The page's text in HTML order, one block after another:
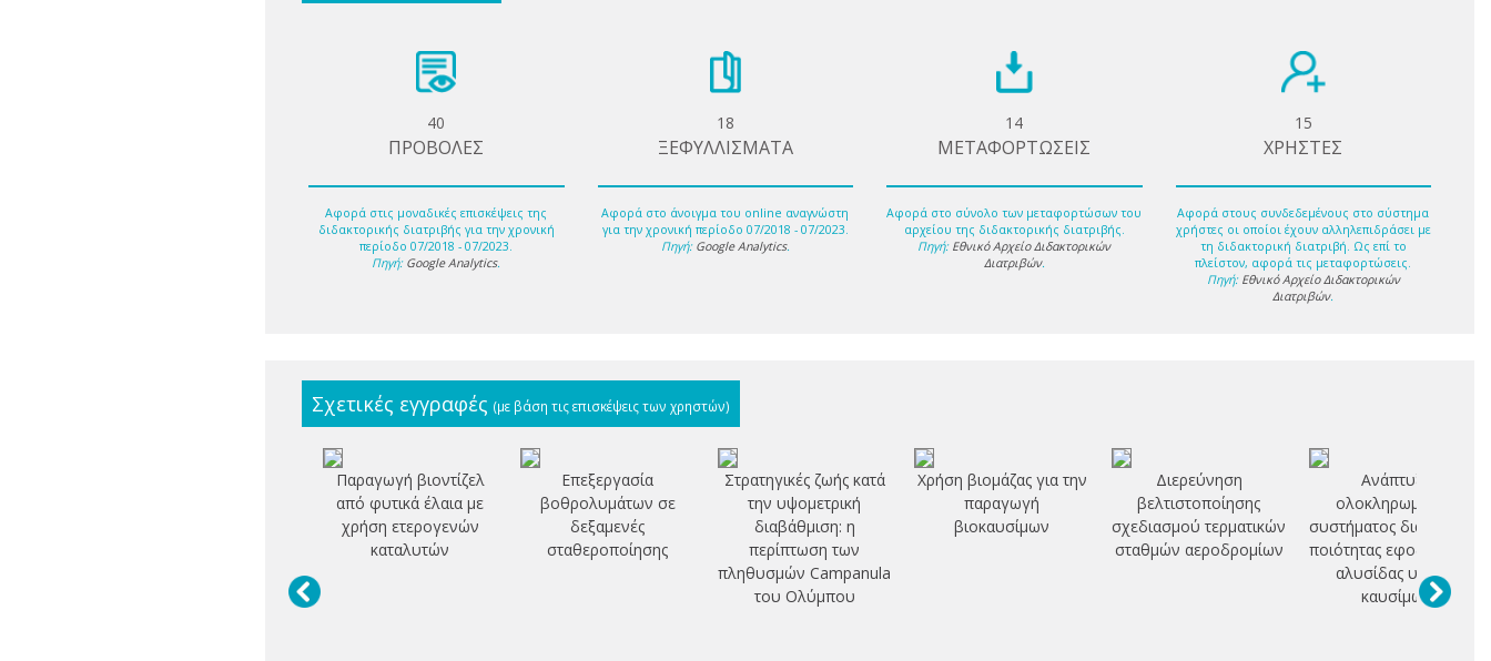
40
ΠΡΟΒΟΛΕΣ
Αφορά στις μοναδικές επισκέψεις της
διδακτορικής διατριβής για την χρονική
περίοδο 07/2018 - 07/2023.
Πηγή: Google Analytics.
18
ΞΕΦΥΛΛΙΣΜΑΤΑ
Αφορά στο άνοιγμα του online αναγνώστη
για την χρονική περίοδο 07/2018 - 07/2023.
Πηγή: Google Analytics.
14
ΜΕΤΑΦΟΡΤΩΣΕΙΣ
Αφορά στο σύνολο των μεταφορτώσων του
αρχείου της διδακτορικής διατριβής.
Πηγή: Εθνικό Αρχείο Διδακτορικών
Διατριβών.
15
ΧΡΗΣΤΕΣ
Αφορά στους συνδεδεμένους στο σύστημα
χρήστες οι οποίοι έχουν αλληλεπιδράσει με
τη διδακτορική διατριβή. Ως επί το
πλείστον, αφορά τις μεταφορτώσεις.
Πηγή: Εθνικό Αρχείο Διδακτορικών
Διατριβών.
Σχετικές εγγραφές (με βάση τις επισκέψεις των χρηστών)
Παραγωγή βιοντίζελ
από φυτικά έλαια με
χρήση ετερογενών
καταλυτών
Επεξεργασία
βοθρολυμάτων σε
δεξαμενές
σταθεροποίησης
Στρατηγικές ζωής κατά
την υψομετρική
διαβάθμιση: η
περίπτωση των
πληθυσμών Campanula
του Ολύμπου
Χρήση βιομάζας για την
παραγωγή
βιοκαυσίμων
Διερεύνηση
βελτιστοποίησης
σχεδιασμού τερματικών
σταθμών αεροδρομίων
Ανάπτυξη
ολοκληρωμένου
συστήματος διαχείρισης
ποιότητας εφοδιαστικής
αλυσίδας υγρών
καυσίμων